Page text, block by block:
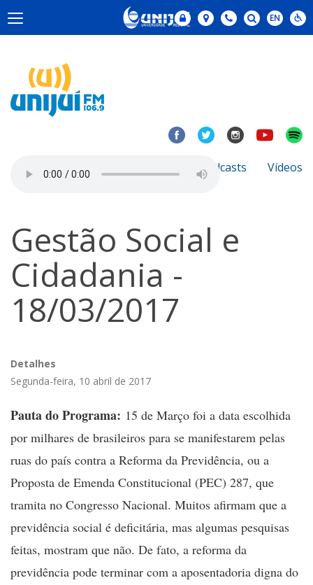
Notícias Podcasts Vídeos
Gestão Social e
Cidadania -
18/03/2017
Detalhes
Segunda-feira, 10 abril de 2017
Pauta do Programa: 15 de Março foi a data escolhida
por milhares de brasileiros para se manifestarem pelas
ruas do país contra a Reforma da Previdência, ou a
Proposta de Emenda Constitucional (PEC) 287, que
tramita no Congresso Nacional. Muitos afirmam que a
previdência social é deficitária, mas algumas pesquisas
feitas, mostram que não. De fato, a reforma da
previdência pode terminar com a aposentadoria digna do